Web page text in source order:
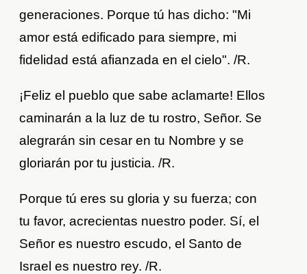
generaciones. Porque tú has dicho: "Mi
amor está edificado para siempre, mi
fidelidad está afianzada en el cielo". /R.
¡Feliz el pueblo que sabe aclamarte! Ellos
caminarán a la luz de tu rostro, Señor. Se
alegrarán sin cesar en tu Nombre y se
gloriarán por tu justicia. /R.
Porque tú eres su gloria y su fuerza; con
tu favor, acrecientas nuestro poder. Sí, el
Señor es nuestro escudo, el Santo de
Israel es nuestro rey. /R.